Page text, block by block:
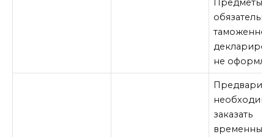
не
необходимо
заказать
временный